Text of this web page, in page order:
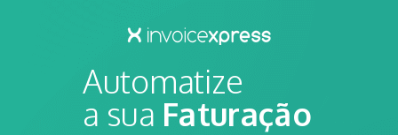
Automatize
a sua Faturação